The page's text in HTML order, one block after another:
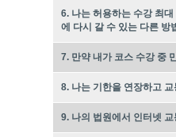
6. 나는 허용하는 수강 최
에 다시 갈 수 있는 다른 방
7. 만약 내가 코스 수강 중
8. 나는 기한을 연장하고
9. 나의 법원에서 인터넷